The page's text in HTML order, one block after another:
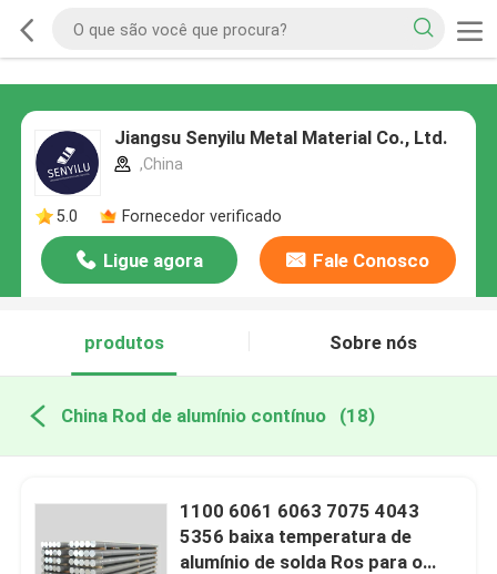
Jiangsu Senyilu Metal Material Co., Ltd.
,China
5.0 Fornecedor verificado
Ligue agora Fale Conosco
produtos Sobre nós
China Rod de alumínio contínuo (18)
1100 6061 6063 7075 4043
5356 baixa temperatura de
alumínio de solda Ros para o